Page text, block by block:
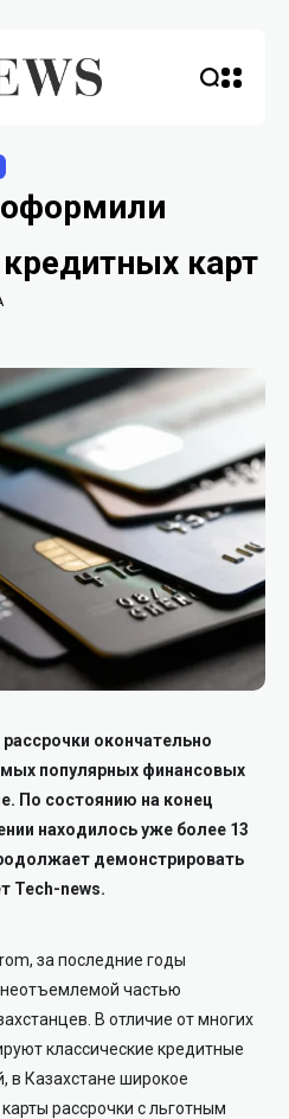
карт
окончательно
популярных финансовых
По состоянию на конец
находилось уже более 13
демонстрировать
Tech-news.
за последние годы
частью
В отличие от многих
классические кредитные
в Казахстане широкое
рассрочки с льготным